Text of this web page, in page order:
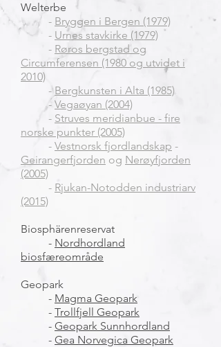
Welterbe
- Bryggen i Bergen (1979)
- Urnes stavkirke (1979)
- Røros bergstad og
Circumferensen (1980 og utvidet i
2010)
-Bergkunsten i Alta (1985)
- Vegaøyan (2004)
- Struves meridianbue - fire
norske punkter (2005)
- Vestnorsk fjordlandskap -
Geirangerfjorden og Nerøyfjorden
(2005)
- Rjukan-Notodden industriarv
(2015)
Biosphärenreservat
- Nordhordland
biosfæreområde
Geopark
- Magma Geopark
- Trollfjell Geopark
- Geopark Sunnhordland
- Gea Norvegica Geopark